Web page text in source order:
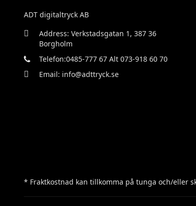
ADT digitaltryck AB
Address: Verkstadsgatan 1, 387 36
Borgholm
Telefon:0485-777 67 Alt 073-918 60 70
Email: info@adttryck.se
* Fraktkostnad kan tillkomma på tunga och/eller